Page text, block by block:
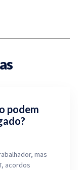
podem
mas
acordos